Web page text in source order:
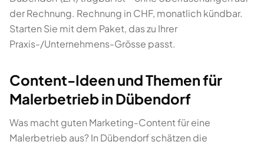
der Rechnung. Rechnung in CHF, monatlich kündbar.
Starten Sie mit dem Paket, das zu Ihrer
Praxis-/Unternehmens-Grösse passt.
Content-Ideen und Themen für
Malerbetrieb in Dübendorf
Was macht guten Marketing-Content für eine
Malerbetrieb aus? In Dübendorf schätzen die